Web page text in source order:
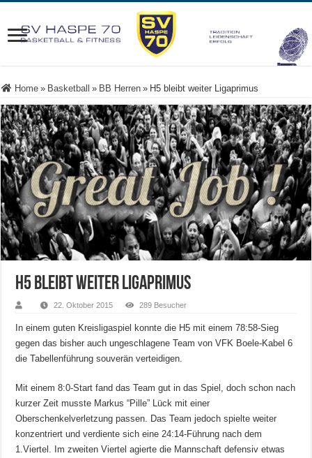
Home » Basketball » BB Herren » H5 bleibt weiter Ligaprimus
H5 bleibt weiter Ligaprimus
22. Oktober 2015 289 Besucher
In einem guten Kreisligaspiel konnte die H5 mit einem 78:58-Sieg
gegen das bisher auch ungeschlagene Team von VFK Boele-Kabel 6
die Tabellenführung souverän verteidigen.
Mit einem 8:0-Start fand das Team gut in das Spiel, doch schon nach
kurzer Zeit musste Markus “Pille” Lück mit einer
Oberschenkelverletzung passen. Das Team jedoch spielte weiter
konzentriert und verdiente sich eine 24:14-Führung nach dem
1.Viertel. Im zweiten Viertel agierte die Mannschaft defensiv etwas